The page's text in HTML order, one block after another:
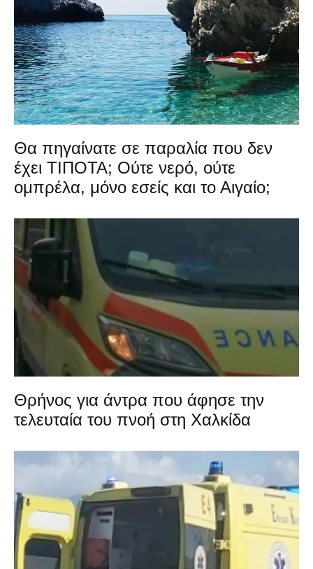
Θα πηγαίνατε σε παραλία που δεν
έχει ΤΙΠΟΤΑ; Ούτε νερό, ούτε
ομπρέλα, μόνο εσείς και το Αιγαίο;
Θρήνος για άντρα που άφησε την
τελευταία του πνοή στη Χαλκίδα